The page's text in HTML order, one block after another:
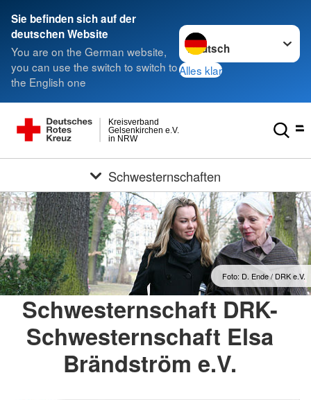
Sie befinden sich auf der
deutschen Website
You are on the German website,
you can use the switch to switch to
the English one
Sprache wechseln zu
Alles klar
in NRW
Gelsenkirchen e.V.
Kreisverband
Schwesternschaften
Foto: D. Ende / DRK e.V.
Schwesternschaft DRK-
Schwesternschaft Elsa
Brändström e.V.